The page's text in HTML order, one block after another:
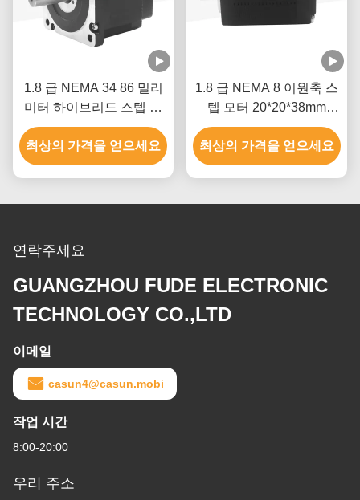
1.8 급 NEMA 34 86 밀리
미터 하이브리드 스텝 모
터 길이 5N.M Cnc 장비 스
테핑 모터
최상의 가격을 얻으세요
1.8 급 NEMA 8 이원축 스
텝 모터 20*20*38mm
40mN.M ROHS
최상의 가격을 얻으세요
연락주세요
GUANGZHOU FUDE ELECTRONIC
TECHNOLOGY CO.,LTD
이메일
casun4@casun.mobi
작업 시간
8:00-20:00
우리 주소